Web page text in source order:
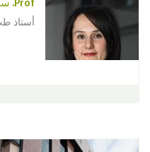
Prof. سومرو أونال
أستاذ